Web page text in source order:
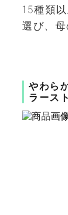
15種類
選び、母
やわら
ラース